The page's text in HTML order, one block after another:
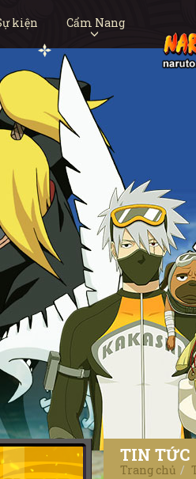
kiện Cẩm Nang
TIN TỨC
Trang chủ